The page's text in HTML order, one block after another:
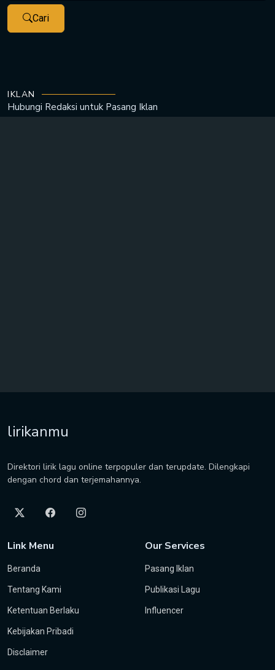
Cari
IKLAN
Hubungi Redaksi untuk Pasang Iklan
lirikanmu
Direktori lirik lagu online terpopuler dan terupdate. Dilengkapi
dengan chord dan terjemahannya.
Link Menu
Beranda
Tentang Kami
Ketentuan Berlaku
Kebijakan Pribadi
Disclaimer
Our Services
Pasang Iklan
Publikasi Lagu
Influencer